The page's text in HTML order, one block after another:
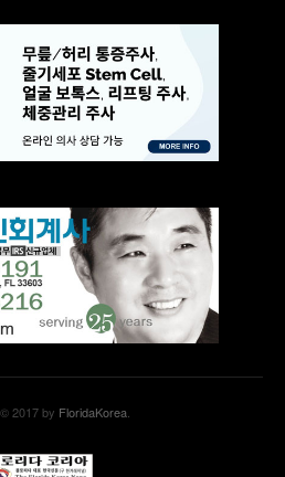
2017 by FloridaKorea